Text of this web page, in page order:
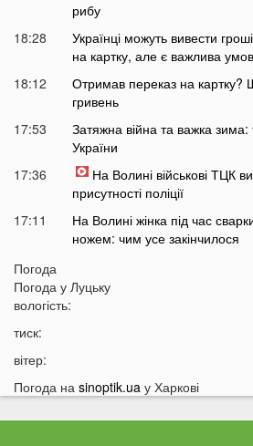
рибу
18:28
Українці можуть вивести
на картку, але є важлива
18:12
Отримав переказ на картку?
гривень
17:53
Затяжна війна та важка
України
17:36
На Волині військові ТЦК
присутності поліції
17:11
На Волині жінка під час
ножем: чим усе закінчилося
16:38
часом
16:10
15:51
15:26
Працівники «Нової
собаку з відділення у
Погода
Погода у Луцьку
вологість:
тиск:
вітер:
Погода на sinoptik.ua у Харкові